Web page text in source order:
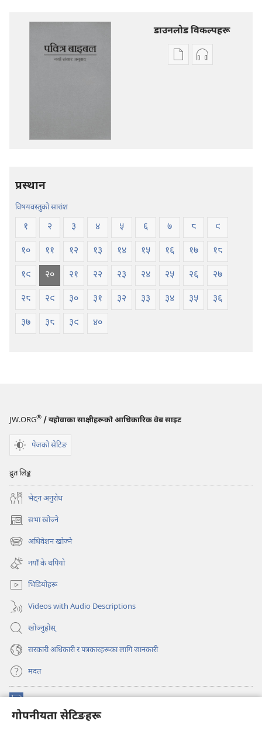
गोपनीयता सेटिङहरू
डाउनलोड विकल्पहरू
प्रकाशन अडियो
प्रस्थान
विषयवस्तुको सारांश
१ २ ३ ४ ५ ६ ७ ८
९
१०
११ १२ १३ १४ १५ १६ १७
१८
१९
२० २१ २२ २३ २४ २५ २६
२७
२८
२९ ३० ३१ ३२ ३३ ३४ ३५
३६
३७
३८ ३९ ४०
JW.ORG® / यहोवाका साक्षीहरूको आधिकारिक वेब साइट
पेजको सेटिङ
द्रुत लिङ्क
भेट्‌न अनुरोध
सभा खोज्ने
(ब्राउजरको
अर्को
ट्याबमा
नयाँ
पृष्ठ
खुल्नेछ)
अधिवेशन खोज्ने
(ब्राउजरको
अर्को
ट्याबमा
नयाँ
पृष्ठ
खुल्नेछ)
नयाँ के थपियो
भिडियोहरू
Videos with Audio Descriptions
खोज्नुहोस्‌
सरकारी अधिकारी र पत्रकारहरूका लागि जानकारी
मदत
(ब्राउजरको
अर्को